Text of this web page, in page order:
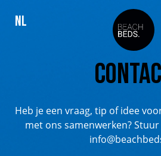
NL
Heb je een vraag, tip of idee
met ons samenwerken?